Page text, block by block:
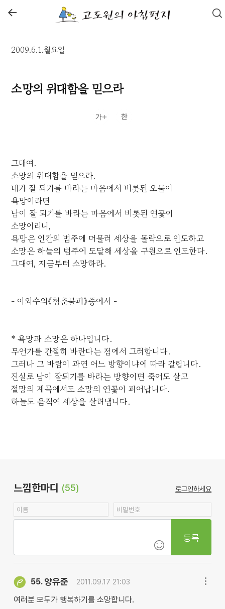
←
2009.6.1.월요일
소망의 위대함을 믿으라
그대여.
소망의 위대함을 믿으라.
내가 잘 되기를 바라는 마음에서 비롯된 오물이
욕망이라면
남이 잘 되기를 바라는 마음에서 비롯된 연꽃이
소망이리니,
욕망은 인간의 범주에 머물러 세상을 몰락으로 인도하고
소망은 하늘의 범주에 도달해 세상을 구원으로 인도한다.
그대여, 지금부터 소망하라.
- 이외수의《청춘불패》중에서 -
* 욕망과 소망은 하나입니다.
무언가를 간절히 바란다는 점에서 그러합니다.
그러나 그 바람이 과연 어느 방향이냐에 따라 갈립니다.
진실로 남이 잘되기를 바라는 방향이면 죽어도 살고
절망의 계곡에서도 소망의 연꽃이 피어납니다.
하늘도 움직여 세상을 살려냅니다.
느낌한마디 (55) 로그인하세요
등록
55.양유준 2011.09.17 21:03
여러분 모두가 행복하기를 소망합니다.